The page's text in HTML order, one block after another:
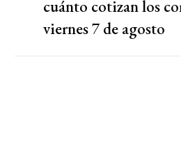
cuánto cotizan los
viernes 7 de agosto